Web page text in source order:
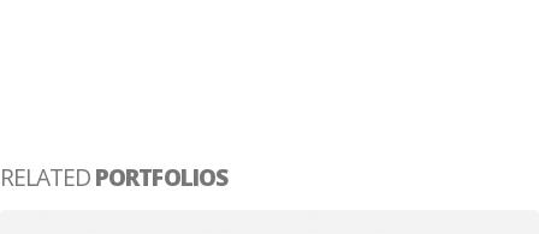
RELATEDPORTFOLIOS